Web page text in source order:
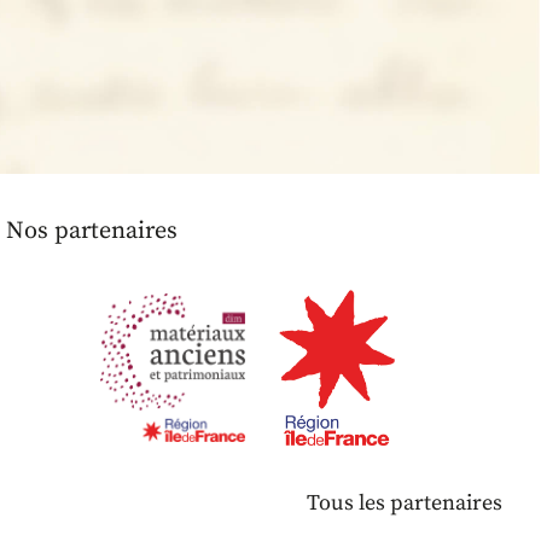
Nos partenaires
Tous les partenaires